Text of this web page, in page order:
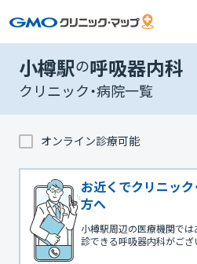
小樽駅の呼吸器内科
クリニック・病院一覧
オンライン診療可能
お近くでクリニック
方へ
小樽駅周辺の医療機関では
診できる呼吸器内科がござ